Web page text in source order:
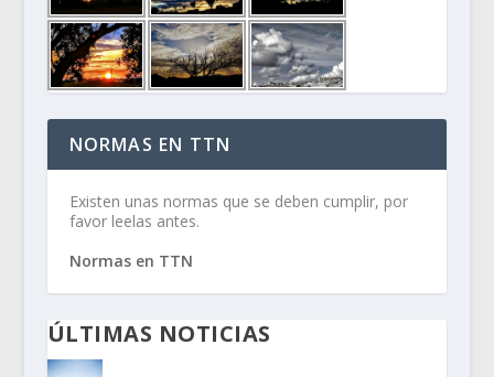
NORMAS EN TTN
Existen unas normas que se deben cumplir, por
favor leelas antes.
Normas en TTN
ÚLTIMAS NOTICIAS